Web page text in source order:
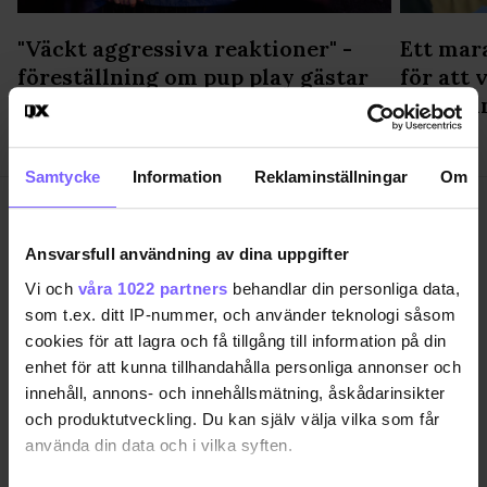
Samtycke Information Reklaminställningar Om
Ansvarsfull användning av dina uppgifter
Vi och våra 1022 partners behandlar din personliga data,
som t.ex. ditt IP-nummer, och använder teknologi såsom
cookies för att lagra och få tillgång till information på din
enhet för att kunna tillhandahålla personliga annonser och
innehåll, annons- och innehållsmätning, åskådarinsikter
och produktutveckling. Du kan själv välja vilka som får
använda din data och i vilka syften.
"Väckt aggressiva reaktioner" -
föreställning om pup play gästar
Stockholm
Ett
för att
är för
NÖJE
LIVSSTIL
RESA
QRUISER
OM OSS
VANLIGA FRÅGOR OCH SVAR
TIDNINGSARKIV
HÄR FINNS TIDNINGEN